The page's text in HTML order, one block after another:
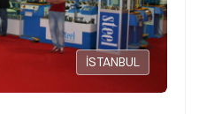
İSTANBUL